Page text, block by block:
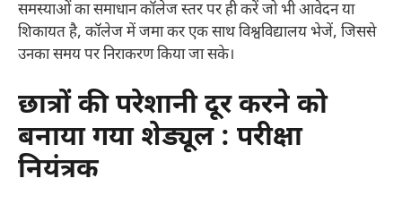
समस्याओं का समाधान कॉलेज स्तर पर ही करें जो भी आवेदन या
शिकायत है, कॉलेज में जमा कर एक साथ विश्वविद्यालय भेजें, जिससे
उनका समय पर निराकरण किया जा सके।
छात्रों की परेशानी दूर करने को
बनाया गया शेड्यूल : परीक्षा
नियंत्रक